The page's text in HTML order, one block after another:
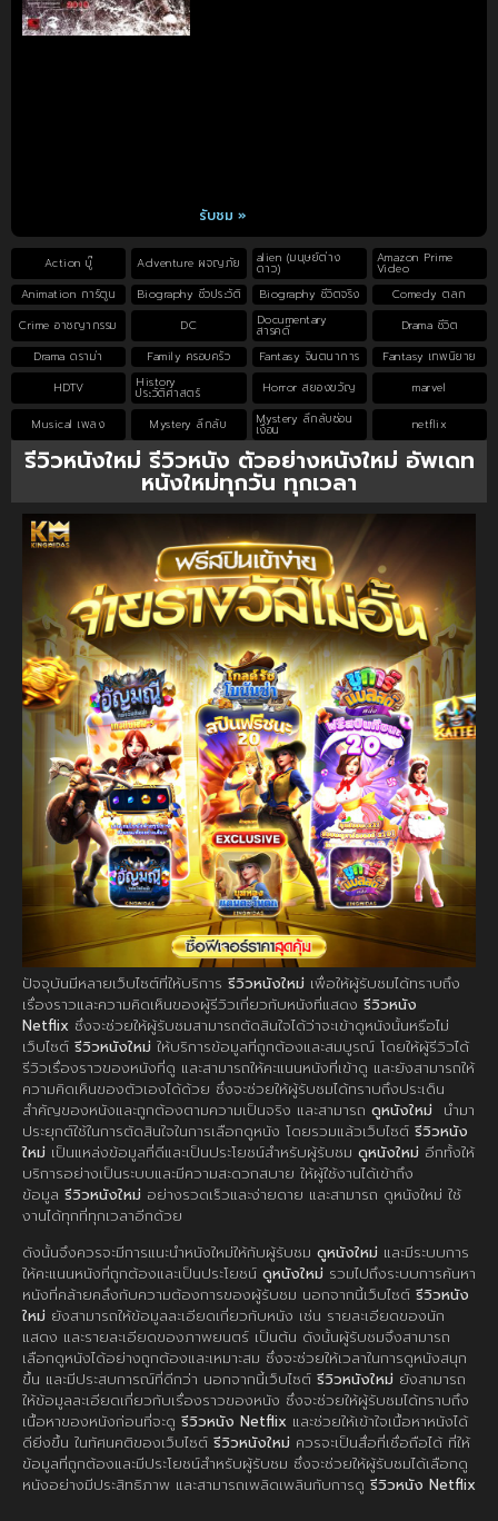
รับชม »
Action บู๊ Adventure ผจญภัย alien (มนุษย์ต่าง
ดาว)
Amazon Prime
Video
Animation การ์ตูน
Biography ชีวประวัติ Biography ชีวิตจริง
Comedy ตลก
Crime อาชญากรรม
DC Documentary
สารคดี
Drama ชีวิต
Drama ดราม่า
Family ครอบครัว Fantasy จินตนาการ
Fantasy เทพนิยาย
HDTV
History
ประวัติศาสตร์ Horror สยองขวัญ marvel
Musical เพลง Mystery ลึกลับ Mystery ลึกลับซ่อน
เงื่อน netflix
รีวิวหนังใหม่ รีวิวหนัง ตัวอย่างหนังใหม่ อัพเดท
หนังใหม่ทุกวัน ทุกเวลา
ปัจจุบันมีหลายเว็บไซต์ที่ให้บริการ รีวิวหนังใหม่ เพื่อให้ผู้รับชมได้ทราบถึง
เรื่องราวและความคิดเห็นของผู้รีวิวเกี่ยวกับหนังที่แสดง รีวิวหนัง
Netflix ซึ่งจะช่วยให้ผู้รับชมสามารถตัดสินใจได้ว่าจะเข้าดูหนังนั้นหรือไม่
เว็บไซต์ รีวิวหนังใหม่ ให้บริการข้อมูลที่ถูกต้องและสมบูรณ์ โดยให้ผู้รีวิวได้
รีวิวเรื่องราวของหนังที่ดู และสามารถให้คะแนนหนังที่เข้าดู และยังสามารถให้
ความคิดเห็นของตัวเองได้ด้วย ซึ่งจะช่วยให้ผู้รับชมได้ทราบถึงประเด็น
สำคัญของหนังและถูกต้องตามความเป็นจริง และสามารถ ดูหนังใหม่ นำมา
ประยุกต์ใช้ในการตัดสินใจในการเลือกดูหนัง โดยรวมแล้วเว็บไซต์ รีวิวหนัง
ใหม่ เป็นแหล่งข้อมูลที่ดีและเป็นประโยชน์สำหรับผู้รับชม ดูหนังใหม่ อีกทั้งให้
บริการอย่างเป็นระบบและมีความสะดวกสบาย ให้ผู้ใช้งานได้เข้าถึง
ข้อมูล รีวิวหนังใหม่ อย่างรวดเร็วและง่ายดาย และสามารถ ดูหนังใหม่ ใช้
งานได้ทุกที่ทุกเวลาอีกด้วย
ดังนั้นจึงควรจะมีการแนะนำหนังใหม่ให้กับผู้รับชม ดูหนังใหม่ และมีระบบการ
ให้คะแนนหนังที่ถูกต้องและเป็นประโยชน์ ดูหนังใหม่ รวมไปถึงระบบการค้นหา
หนังที่คล้ายคลึงกับความต้องการของผู้รับชม นอกจากนี้เว็บไซต์ รีวิวหนัง
ใหม่ ยังสามารถให้ข้อมูลละเอียดเกี่ยวกับหนัง เช่น รายละเอียดของนัก
แสดง และรายละเอียดของภาพยนตร์ เป็นต้น ดังนั้นผู้รับชมจึงสามารถ
เลือกดูหนังได้อย่างถูกต้องและเหมาะสม ซึ่งจะช่วยให้เวลาในการดูหนังสนุก
ขึ้น และมีประสบการณ์ที่ดีกว่า นอกจากนี้เว็บไซต์ รีวิวหนังใหม่ ยังสามารถ
ให้ข้อมูลละเอียดเกี่ยวกับเรื่องราวของหนัง ซึ่งจะช่วยให้ผู้รับชมได้ทราบถึง
เนื้อหาของหนังก่อนที่จะดู รีวิวหนัง Netflix และช่วยให้เข้าใจเนื้อหาหนังได้
ดียิ่งขึ้น ในทัศนคติของเว็บไซต์ รีวิวหนังใหม่ ควรจะเป็นสื่อที่เชื่อถือได้ ที่ให้
ข้อมูลที่ถูกต้องและมีประโยชน์สำหรับผู้รับชม ซึ่งจะช่วยให้ผู้รับชมได้เลือกดู
หนังอย่างมีประสิทธิภาพ และสามารถเพลิดเพลินกับการดู รีวิวหนัง Netflix